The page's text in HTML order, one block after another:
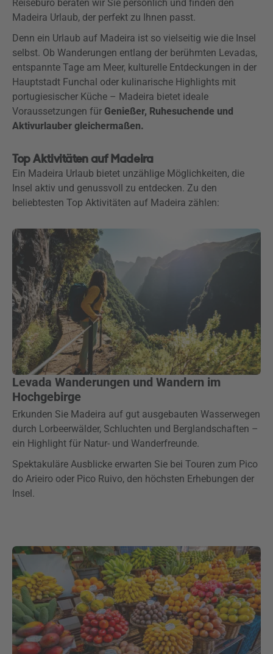
Reisebüro beraten wir Sie persönlich und finden den
Madeira Urlaub, der perfekt zu Ihnen passt.
Denn ein Urlaub auf Madeira ist so vielseitig wie die Insel
selbst. Ob Wanderungen entlang der berühmten Levadas,
entspannte Tage am Meer, kulturelle Entdeckungen in der
Hauptstadt Funchal oder kulinarische Highlights mit
portugiesischer Küche – Madeira bietet ideale
Voraussetzungen für Genießer, Ruhesuchende und
Aktivurlauber gleichermaßen.
Top Aktivitäten auf Madeira
Ein Madeira Urlaub bietet unzählige Möglichkeiten, die
Insel aktiv und genussvoll zu entdecken. Zu den
beliebtesten Top Aktivitäten auf Madeira zählen:
Levada Wanderungen und Wandern im
Hochgebirge
Erkunden Sie Madeira auf gut ausgebauten Wasserwegen
durch Lorbeerwälder, Schluchten und Berglandschaften –
ein Highlight für Natur- und Wanderfreunde.
Spektakuläre Ausblicke erwarten Sie bei Touren zum Pico
do Arieiro oder Pico Ruivo, den höchsten Erhebungen der
Insel.